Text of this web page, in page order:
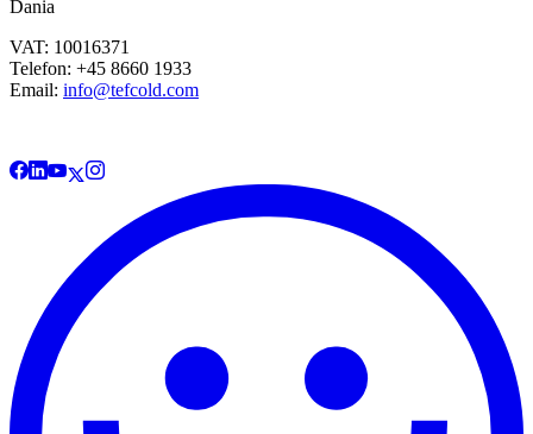
Dania
VAT: 10016371
Telefon: +45 8660 1933
Email: info@tefcold.com